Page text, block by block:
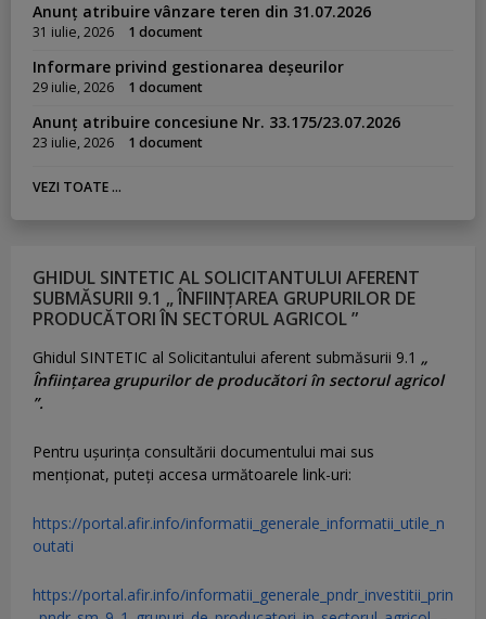
Anunț atribuire vânzare teren din 31.07.2026
31 iulie, 2026 1 document
Informare privind gestionarea deșeurilor
29 iulie, 2026 1 document
Anunț atribuire concesiune Nr. 33.175/23.07.2026
23 iulie, 2026 1 document
VEZI TOATE ...
GHIDUL SINTETIC AL SOLICITANTULUI AFERENT
SUBMĂSURII 9.1 „ ÎNFIINȚAREA GRUPURILOR DE
PRODUCĂTORI ÎN SECTORUL AGRICOL ”
Ghidul SINTETIC al Solicitantului aferent submăsurii 9.1 „
Înființarea grupurilor de producători în sectorul agricol
”.
Pentru uşurinţa consultării documentului mai sus
menţionat, puteţi accesa următoarele link-uri:
https://portal.afir.info/informatii_generale_informatii_utile_n
outati
https://portal.afir.info/informatii_generale_pndr_investitii_prin